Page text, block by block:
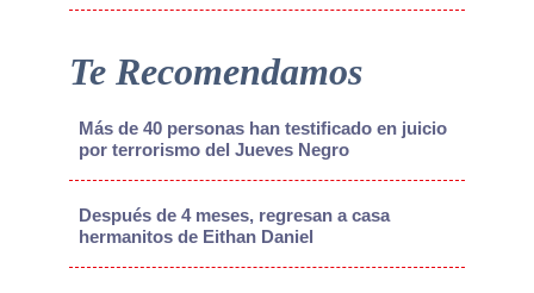
Te Recomendamos
Más de 40 personas han testificado en juicio
por terrorismo del Jueves Negro
Después de 4 meses, regresan a casa
hermanitos de Eithan Daniel